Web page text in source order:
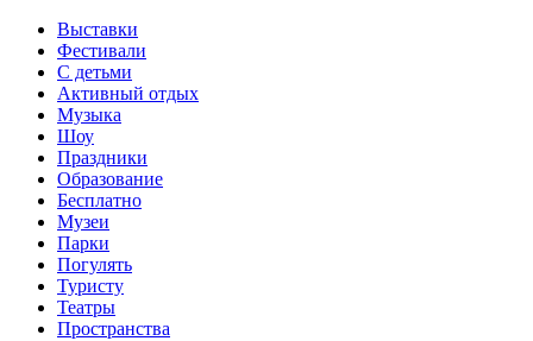
Выставки
Фестивали
С детьми
Активный отдых
Музыка
Шоу
Праздники
Образование
Бесплатно
Музеи
Парки
Погулять
Туристу
Театры
Пространства